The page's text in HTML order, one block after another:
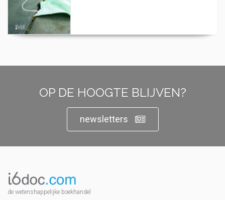
OP DE HOOGTE BLIJVEN?
newsletters
de wetenshappelijke boekhandel